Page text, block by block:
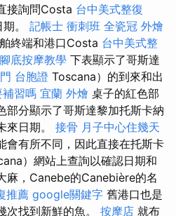
接詢問Costa 台中美式整復
。 記帳士 衝刺班 全瓷冠 外燴
終端和港口Costa 台中美式整
腳底按摩教學 下表顯示了哥斯達
台胞證 Toscana）的到來和出
習嗎 宜蘭 外燴 桌子的紅色部
部分顯示了哥斯達黎加托斯卡納
來日期。 接骨 月子中心住幾天
會有所不同，因此直接在托斯卡
）網站上查詢以確認日期和
麻，Canebe的Canebière的名
推薦 google關鍵字 舊港口也是
次找到新鮮的魚。 按摩店 就布